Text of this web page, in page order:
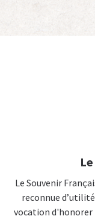
Le Souvenir
reconnue
vocation d'honorer